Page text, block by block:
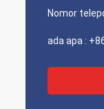
Nomor
ada apa :